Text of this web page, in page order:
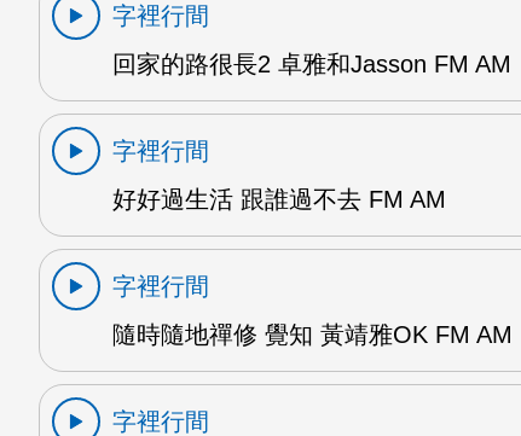
字裡行間
回家的路很長2 卓雅和Jasson FM AM
字裡行間
好好過生活 跟誰過不去 FM AM
字裡行間
隨時隨地禪修 覺知 黃靖雅OK FM AM
字裡行間